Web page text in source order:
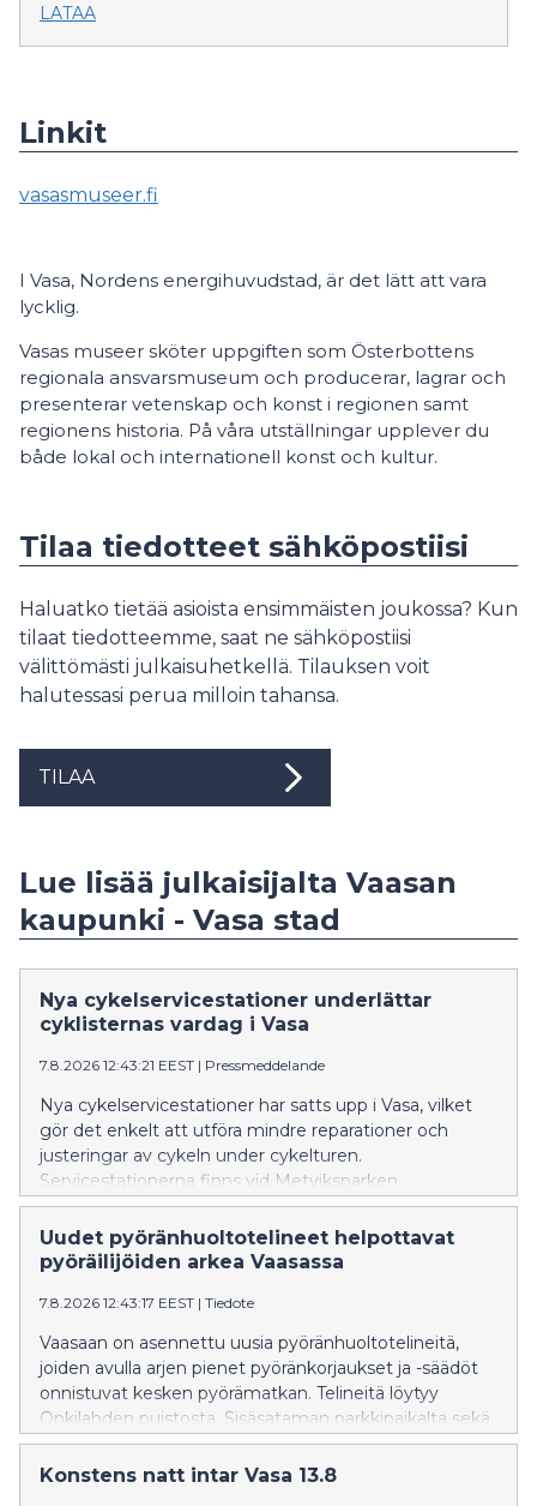
LATAA
Linkit
vasasmuseer.fi
I Vasa, Nordens energihuvudstad, är det lätt att vara
lycklig.
Vasas museer sköter uppgiften som Österbottens
regionala ansvarsmuseum och producerar, lagrar och
presenterar vetenskap och konst i regionen samt
regionens historia. På våra utställningar upplever du
både lokal och internationell konst och kultur.
Tilaa tiedotteet sähköpostiisi
Haluatko tietää asioista ensimmäisten joukossa? Kun
tilaat tiedotteemme, saat ne sähköpostiisi
välittömästi julkaisuhetkellä. Tilauksen voit
halutessasi perua milloin tahansa.
TILAA
Lue lisää julkaisijalta Vaasan
kaupunki - Vasa stad
Nya cykelservicestationer underlättar
cyklisternas vardag i Vasa
7.8.2026 12:43:21 EEST | Pressmeddelande
Nya cykelservicestationer har satts upp i Vasa, vilket
gör det enkelt att utföra mindre reparationer och
justeringar av cykeln under cykelturen.
Servicestationerna finns vid Metviksparken,
parkeringen i Inre hamnen och cykelgaraget vid
Resecentret.
Uudet pyöränhuoltotelineet helpottavat
pyöräilijöiden arkea Vaasassa
7.8.2026 12:43:17 EEST | Tiedote
Vaasaan on asennettu uusia pyöränhuoltotelineitä,
joiden avulla arjen pienet pyöränkorjaukset ja -säädöt
onnistuvat kesken pyörämatkan. Telineitä löytyy
Onkilahden puistosta, Sisäsataman parkkipaikalta sekä
Matkakeskuksen pyörätallista.
Konstens natt intar Vasa 13.8